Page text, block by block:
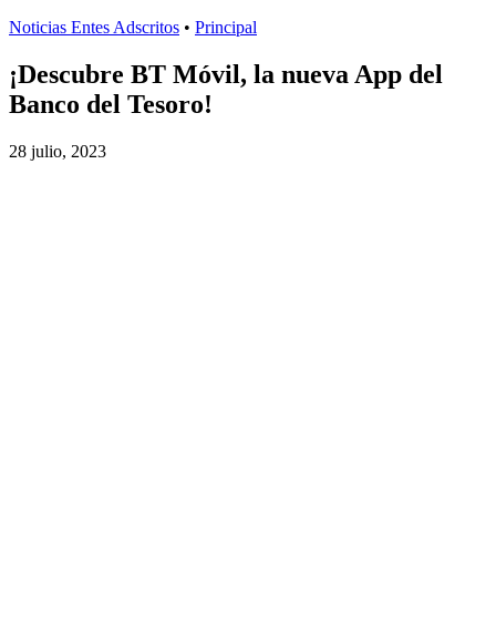
Noticias Entes Adscritos • Principal
¡Descubre BT Móvil, la nueva App del
Banco del Tesoro!
28 julio, 2023